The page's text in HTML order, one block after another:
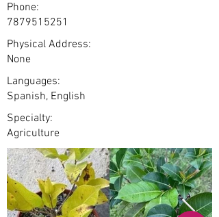
Phone:
7879515251
Physical Address:
None
Languages:
Spanish, English
Specialty:
Agriculture